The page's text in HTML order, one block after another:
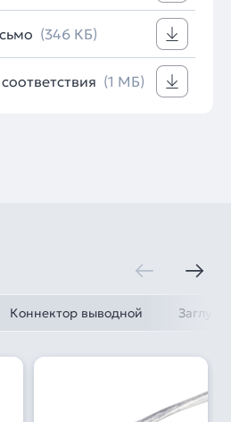
(346 КБ)
(1 МБ)
Коннектор выводной